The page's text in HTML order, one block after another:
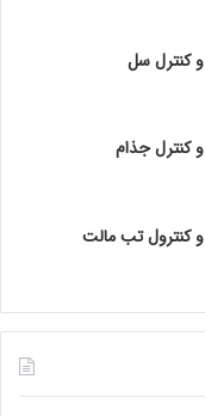
و کنترل سل
و کنترل جذام
و کنترول تب مالت